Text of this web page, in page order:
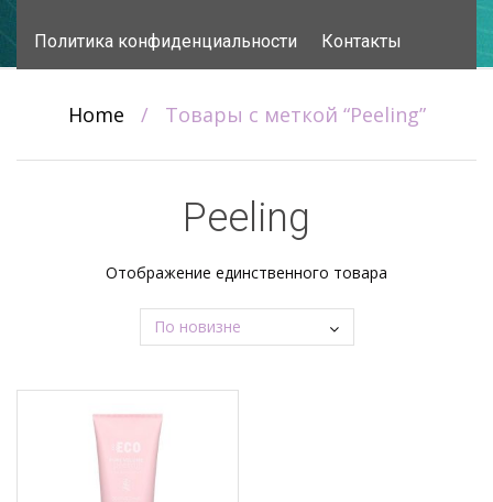
Политика конфиденциальности Контакты
Home / Товары с меткой “Peeling”
Peeling
Отображение единственного товара